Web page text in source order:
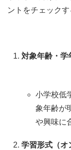
ントをチェック
対象年齢・学
小学校低
象年齢が
や興味に
学習形式（オ